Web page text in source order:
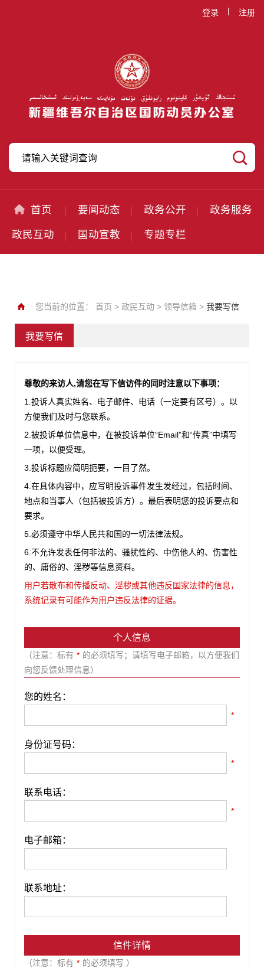
登录 | 注册
首页 要闻动态 政务公开 政务服务
政民互动 国动宣教 专题专栏
您当前的位置： 首页 > 政民互动 > 领导信箱 > 我要写信
我要写信
尊敬的来访人,请您在写下信访件的同时注意以下事项：
1.投诉人真实姓名、电子邮件、电话（一定要有区号）。以
方便我们及时与您联系。
2.被投诉单位信息中，在被投诉单位“Email”和“传真”中填写
一项，以便受理。
3.投诉标题应简明扼要，一目了然。
4.在具体内容中，应写明投诉事件发生发经过，包括时间、
地点和当事人（包括被投诉方）。最后表明您的投诉要点和
要求。
5.必须遵守中华人民共和国的一切法律法规。
6.不允许发表任何非法的、骚扰性的、中伤他人的、伤害性
的、庸俗的、淫秽等信息资料。
用户若散布和传播反动、淫秽或其他违反国家法律的信息，
系统记录有可能作为用户违反法律的证据。
个人信息
（注意：标有 * 的必须填写；请填写电子邮箱，以方便我们
向您反馈处理信息）
您的姓名：
*
身份证号码：
*
联系电话：
*
电子邮箱：
联系地址：
信件详情
（注意：标有 * 的必须填写 ）